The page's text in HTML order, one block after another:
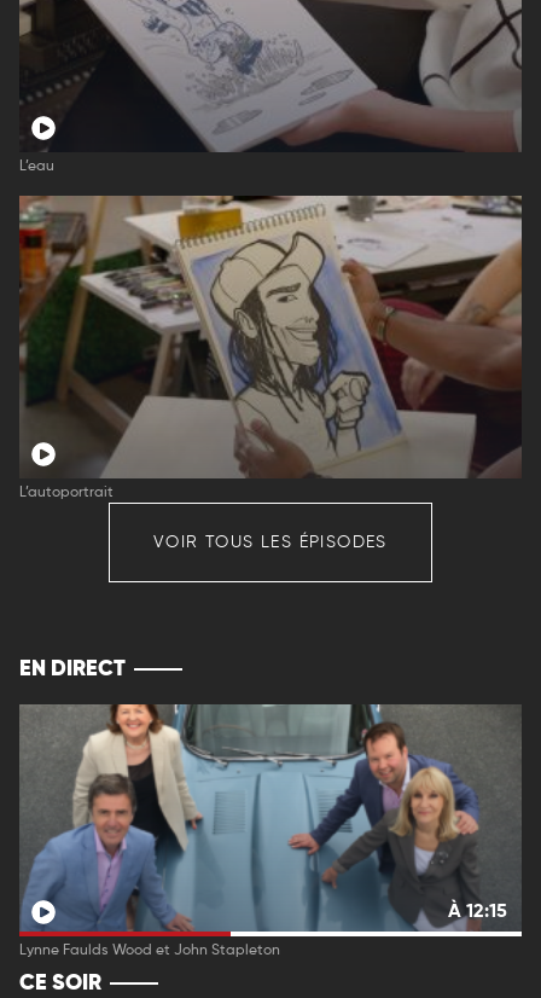
L’eau
L’autoportrait
VOIR TOUS LES ÉPISODES
EN DIRECT
À 12:15
Lynne Faulds Wood et John Stapleton
CE SOIR